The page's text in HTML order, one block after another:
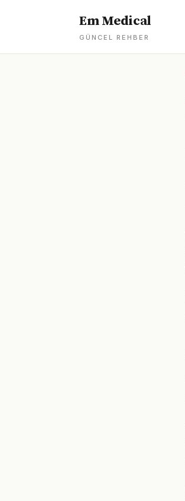
Em Medical
GÜNCEL REHBER